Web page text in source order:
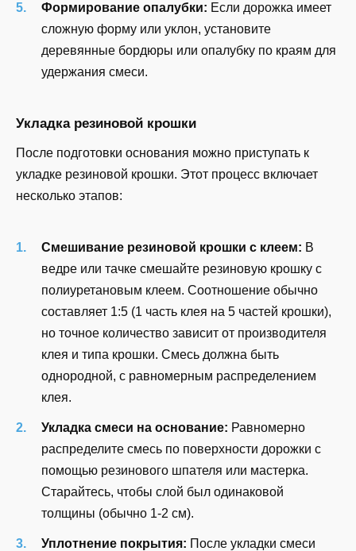
Формирование опалубки: Если дорожка имеет
сложную форму или уклон, установите
деревянные бордюры или опалубку по краям для
удержания смеси.
Укладка резиновой крошки
После подготовки основания можно приступать к
укладке резиновой крошки. Этот процесс включает
несколько этапов:
Смешивание резиновой крошки с клеем: В
ведре или тачке смешайте резиновую крошку с
полиуретановым клеем. Соотношение обычно
составляет 1:5 (1 часть клея на 5 частей крошки),
но точное количество зависит от производителя
клея и типа крошки. Смесь должна быть
однородной, с равномерным распределением
клея.
Укладка смеси на основание: Равномерно
распределите смесь по поверхности дорожки с
помощью резинового шпателя или мастерка.
Старайтесь, чтобы слой был одинаковой
толщины (обычно 1-2 см).
Уплотнение покрытия: После укладки смеси